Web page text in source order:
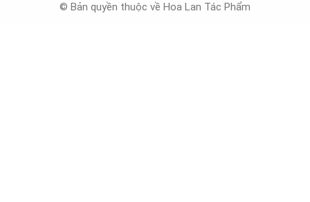
© Bản quyền thuộc về Hoa Lan Tác Phẩm